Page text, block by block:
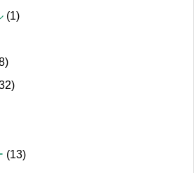
(1)
(13)